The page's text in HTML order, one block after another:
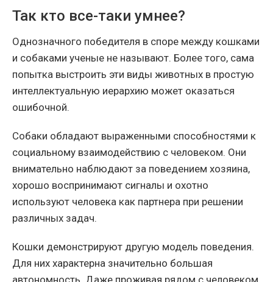
Так кто все-таки умнее?
Однозначного победителя в споре между кошками
и собаками ученые не называют. Более того, сама
попытка выстроить эти виды животных в простую
интеллектуальную иерархию может оказаться
ошибочной.
Собаки обладают выраженными способностями к
социальному взаимодействию с человеком. Они
внимательно наблюдают за поведением хозяина,
хорошо воспринимают сигналы и охотно
используют человека как партнера при решении
различных задач.
Кошки демонстрируют другую модель поведения.
Для них характерна значительно большая
автономность. Даже проживая рядом с человеком,